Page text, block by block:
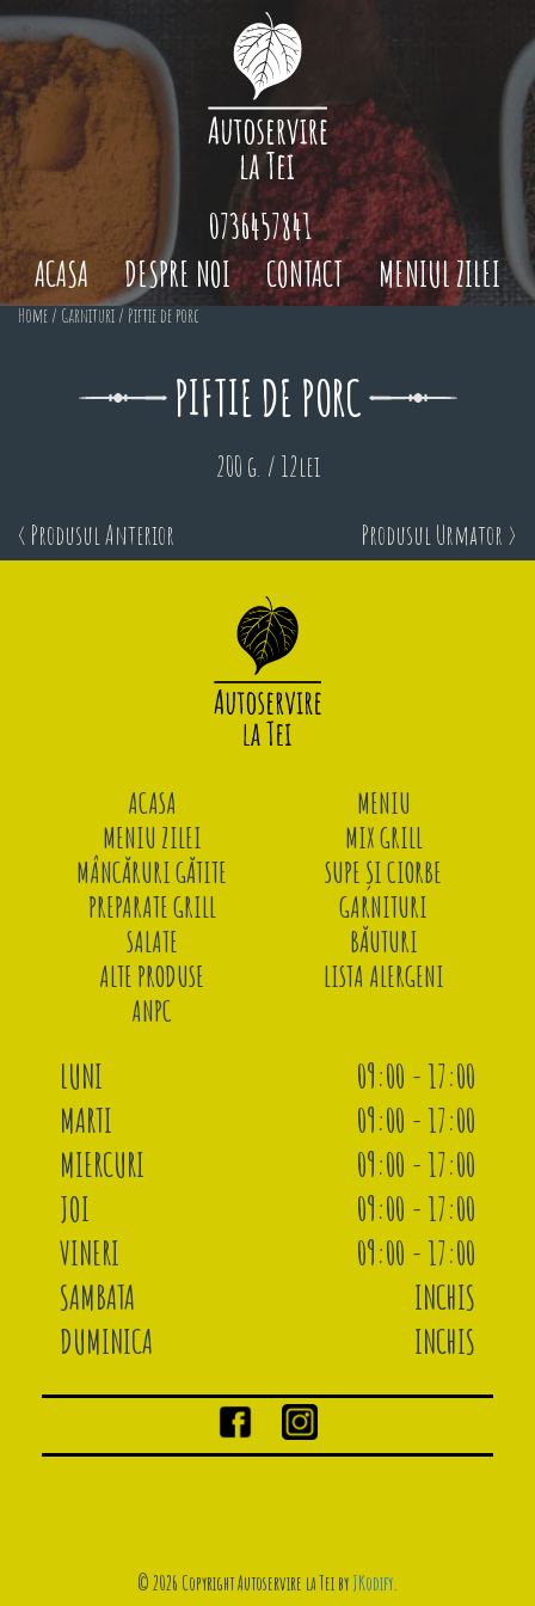
ACASA DESPRE NOI CONTACT MENIUL ZILEI
0736457841
Home / Garnituri / Piftie de porc
PIFTIE DE PORC
200 g. / 12lei
< Produsul Anterior Produsul Urmator >
ACASA
MENIU
MENIU ZILEI
MIX GRILL
MÂNCĂRURI GĂTITE
SUPE ȘI CIORBE
PREPARATE GRILL
GARNITURI
SALATE
BĂUTURI
ALTE PRODUSE
LISTA ALERGENI
ANPC
LUNI
09:00 - 17:00
MARTI
09:00 - 17:00
MIERCURI
09:00 - 17:00
JOI
09:00 - 17:00
VINERI
09:00 - 17:00
SAMBATA
INCHIS
DUMINICA
INCHIS
© 2026 Copyright Autoservire la Tei byJKodify.